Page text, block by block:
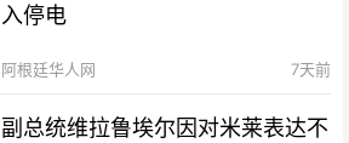
入停电
阿根廷华人网 7天前
副总统维拉鲁埃尔因对米莱表达不